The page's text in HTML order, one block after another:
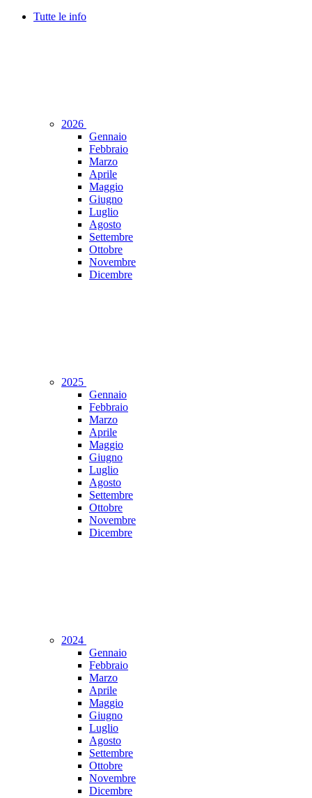
Tutte le info
2026
Gennaio
Febbraio
Marzo
Aprile
Maggio
Giugno
Luglio
Agosto
Settembre
Ottobre
Novembre
Dicembre
2025
Gennaio
Febbraio
Marzo
Aprile
Maggio
Giugno
Luglio
Agosto
Settembre
Ottobre
Novembre
Dicembre
2024
Gennaio
Febbraio
Marzo
Aprile
Maggio
Giugno
Luglio
Agosto
Settembre
Ottobre
Novembre
Dicembre